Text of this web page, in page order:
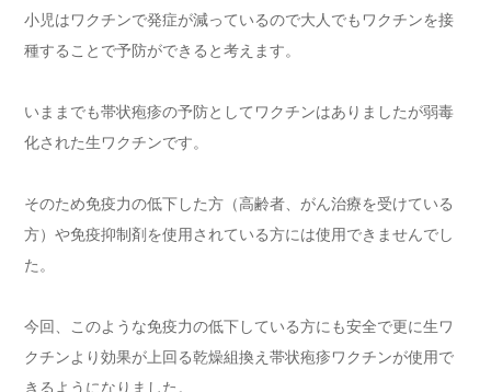
小児はワクチンで発症が減っているので大人でもワクチンを接
種することで予防ができると考えます。
いままでも帯状疱疹の予防としてワクチンはありましたが弱毒
化された生ワクチンです。
そのため免疫力の低下した方（高齢者、がん治療を受けている
方）や免疫抑制剤を使用されている方には使用できませんでし
た。
今回、このような免疫力の低下している方にも安全で更に生ワ
クチンより効果が上回る乾燥組換え帯状疱疹ワクチンが使用で
きるようになりました。